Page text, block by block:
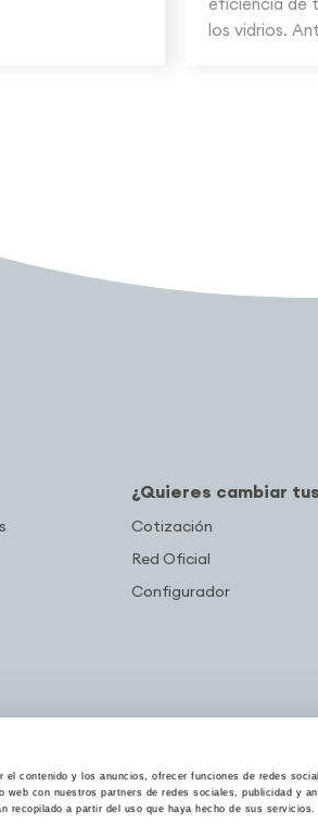
contenido y los anuncios, ofrecer funciones de redes
con nuestros partners de redes sociales, publicidad y
recopilado a partir del uso que haya hecho de sus servicios.
los vidrios.
¿Quieres cambiar
Cotización
Red Oficial
Configurador